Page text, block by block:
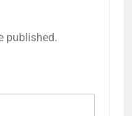
published.